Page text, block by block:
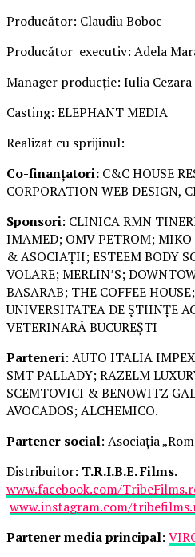
Producător: Claudiu Boboc
Producător executiv: Adela
Manager producție: Iulia Cezara
Casting: ELEPHANT MEDIA
Realizat cu sprijinul:
Co-finanțatori: C&C HOUSE
CORPORATION WEB DESIGN,
Sponsori: CLINICA RMN
IMAMED; OMV PETROM; MIKO
& ASOCIAȚII; ESTEEM BODY
VOLARE; MERLIN’S;
BASARAB; THE COFFEE
UNIVERSITATEA DE ȘTIINȚE
VETERINARĂ BUCUREȘTI
Parteneri: AUTO ITALIA
SMT PALLADY; RAZELM
SCEMTOVICI & BENOWITZ
AVOCADOS; ALCHEMICO.
Partener social: Asociația
Distribuitor: T.R.I.B.E. Films.
www.facebook.com/
www.instagram.com/
Partener media principal: